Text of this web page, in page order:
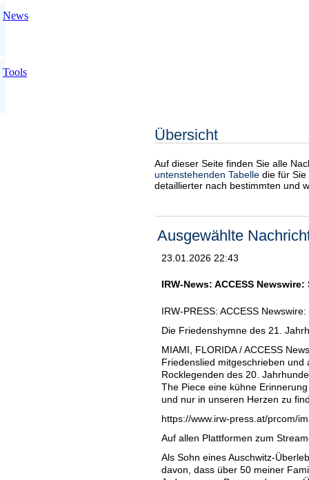
News
Tools
Übersicht
Auf dieser Seite finden Sie alle
untenstehenden Tabelle die für
detaillierter nach bestimmten und
Ausgewählte
23.01.2026 22:43
IRW-News: ACCESS
IRW-PRESS: ACCESS
Die Friedenshymne des 21.
MIAMI, FLORIDA / ACCESS
Friedenslied mitgeschrieben
Rocklegenden des 20.
The Piece eine kühne
und nur in unseren Herzen zu
https://www.irw-press.at/prcom/
Auf allen Plattformen zum
Als Sohn eines Auschwitz-
davon, dass über 50 meiner